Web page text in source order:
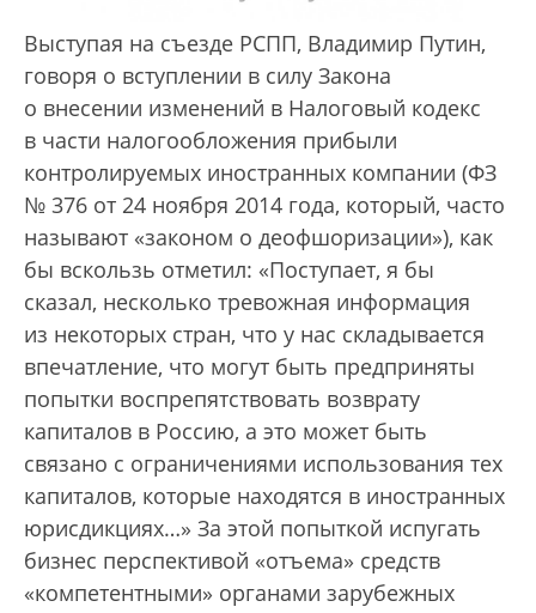
Выступая на съезде РСПП, Владимир Путин,
говоря о вступлении в силу Закона
о внесении изменений в Налоговый кодекс
в части налогообложения прибыли
контролируемых иностранных компании (ФЗ
№ 376 от 24 ноября 2014 года, который, часто
называют «законом о деофшоризации»), как
бы вскользь отметил: «Поступает, я бы
сказал, несколько тревожная информация
из некоторых стран, что у нас складывается
впечатление, что могут быть предприняты
попытки воспрепятствовать возврату
капиталов в Россию, а это может быть
связано с ограничениями использования тех
капиталов, которые находятся в иностранных
юрисдикциях…» За этой попыткой испугать
бизнес перспективой «отъема» средств
«компетентными» органами зарубежных